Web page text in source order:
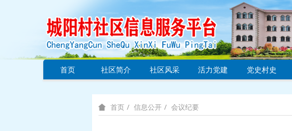
首页 社区简介 社区风采 活力党建 党史村史
首页 信息公开 会议纪要